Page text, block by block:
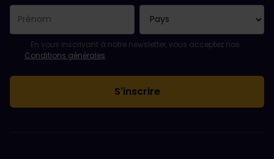
Le champ adresse e-mail est obligatoire.
L'adresse e-mail n'est pas valide !
L'inscription à la newsletter a échoué. Veuillez réessayer
Vous êtes déjà abonné(e) à cette newsletter.
Veuillez accepter les conditions générales pour vous inscrire à
En vous inscrivant à notre newsletter, vous acceptez nos
Conditions générales.